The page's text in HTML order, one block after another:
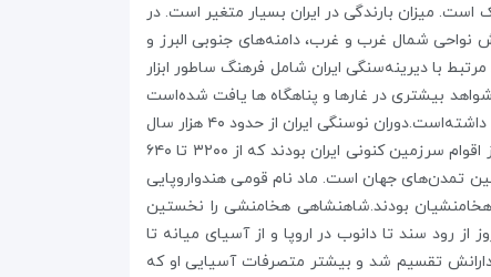
و خشک است. میزان بارندگی در ایران بسیار متغیر است. در
می‌رسد. در نواحی کویری بارش عمدتاً بسیار کم و در حدود ۱۵ میلیمتر است. بارش نواحی شمال غرب و غرب، دامنه‌های جنوبی البرز و
بارش از ۲۰۰ میلیمتر بیشتر نمی‌شود.فرهنگهای مرتبط با دیرینه‌سنگی ایران شامل فرهنگ ساطور ابزار
هزار سال قدمت دارد.از دوران میان‌سنگی شواهد بیشتری در غارها و پناهگاه ها یافت شده‌است
که اغلب مربوط به زاگرس مرکزی هستند. این دوره از حدود ۲۰۰ تا ۱۵۰ هزار سال پیش شروع شده و تا حدود ۴۰ هزار سال پیش ادامه داشته‌است.دوران نوسنگی ایران از حدود ۴۰ هزار سال
پیش آغاز و تا حدود ۱۸ هزار سال پیش ادامه یافته که مقارن با مهاجرت انسان هوشمند به ایران است.عیلامی‌ها یا ایلامیان یکی از اقوام سرزمین کنونی ایران بودند که از ۳۲۰۰ تا ۶۴۰
تمدن‌های جهان است. ماد نام قومی هندواروپایی
از مادها، هخامنشیان بودند.شاهنشاهی هخامنشی را نخستین
از جهان شناخته شده آن روز از رود سند تا دانوب در اروپا و از آسیای میانه تا
تقسیم شد و بیشتر متصرفات آسیایی او که